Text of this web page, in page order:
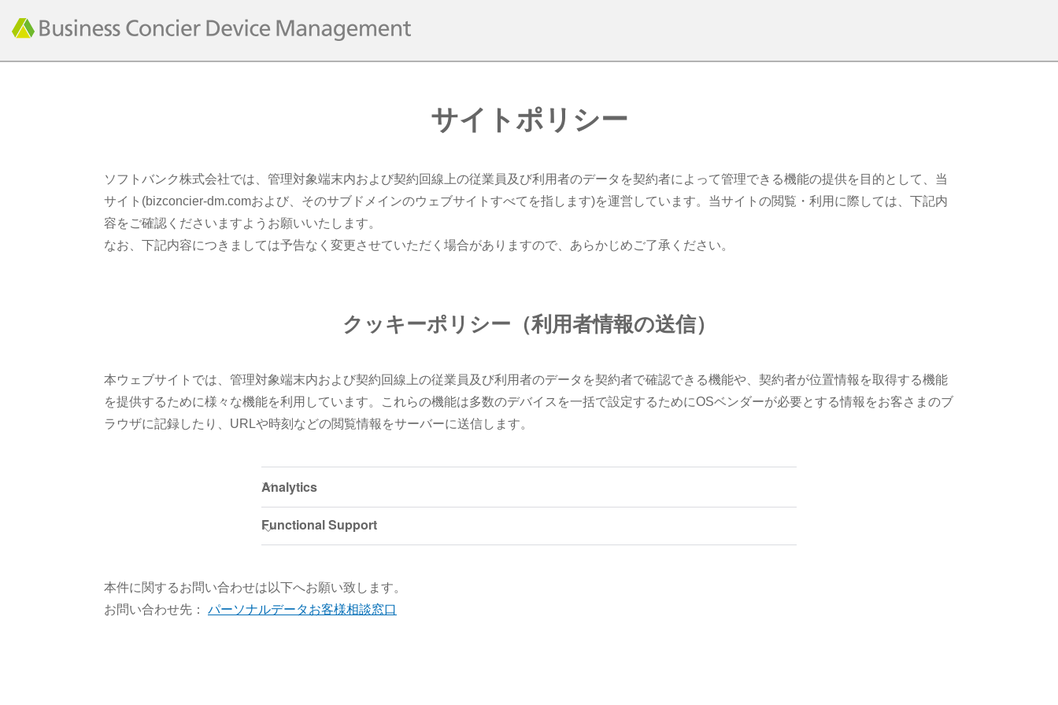
サイトポリシー
ソフトバンク株式会社では、管理対象端末内および契約回線上の従業員及び利用者のデータを契約者によって管理できる機能の提供を目的として、当
サイト(bizconcier-dm.comおよび、そのサブドメインのウェブサイトすべてを指します)を運営しています。当サイトの閲覧・利用に際しては、下記内
容をご確認くださいますようお願いいたします。
なお、下記内容につきましては予告なく変更させていただく場合がありますので、あらかじめご了承ください。
クッキーポリシー（利用者情報の送信）
本ウェブサイトでは、管理対象端末内および契約回線上の従業員及び利用者のデータを契約者で確認できる機能や、契約者が位置情報を取得する機能
を提供するために様々な機能を利用しています。これらの機能は多数のデバイスを一括で設定するためにOSベンダーが必要とする情報をお客さまのブ
ラウザに記録したり、URLや時刻などの閲覧情報をサーバーに送信します。
本件に関するお問い合わせは以下へお願い致します。
お問い合わせ先： パーソナルデータお客様相談窓口